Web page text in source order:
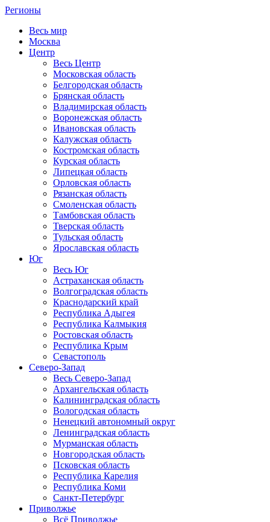
Регионы
Весь мир
Москва
Центр
Весь Центр
Московская область
Белгородская область
Брянская область
Владимирская область
Воронежская область
Ивановская область
Калужская область
Костромская область
Курская область
Липецкая область
Орловская область
Рязанская область
Смоленская область
Тамбовская область
Тверская область
Тульская область
Ярославская область
Юг
Весь Юг
Астраханская область
Волгоградская область
Краснодарский край
Республика Адыгея
Республика Калмыкия
Ростовская область
Республика Крым
Севастополь
Северо-Запад
Весь Северо-Запад
Архангельская область
Калининградская область
Вологодская область
Ненецкий автономный округ
Ленинградская область
Мурманская область
Новгородская область
Псковская область
Республика Карелия
Республика Коми
Санкт-Петербург
Приволжье
Всё Приволжье